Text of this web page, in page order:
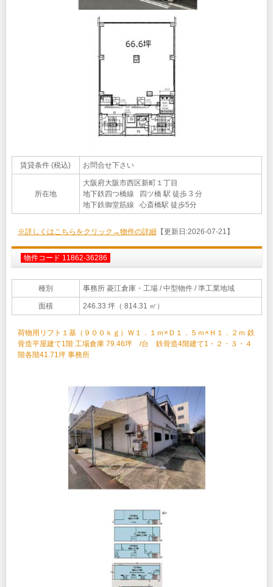
賃貸条件 (税込) お問合せ下さい
所在地
大阪府大阪市西区新町１丁目
地下鉄四つ橋線 四ツ橋 駅 徒歩 3 分
地下鉄御堂筋線 心斎橋駅 徒歩5分
※詳しくはこちらをクリック→物件の詳細 【更新日:2026-07-21】
物件コード 11862-36286
種別 事務所 菱江倉庫・工場 / 中型物件 / 準工業地域
面積 246.33 坪（ 814.31 ㎡）
荷物用リフト１基（９００ｋｇ）Ｗ１．１ｍ×Ｄ１．５ｍ×Ｈ１．２ｍ 鉄
骨造平屋建て1階 工場倉庫 79.46坪 /台 鉄骨造4階建て1・２・３・４
階各階41.71坪 事務所